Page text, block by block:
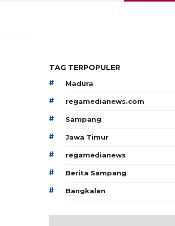
TAG TERPOPULER
# Madura
# regamedianews.com
# Sampang
# Jawa Timur
# regamedianews
# Berita Sampang
# Bangkalan